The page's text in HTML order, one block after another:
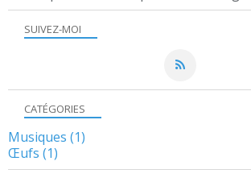
SUIVEZ-MOI
CATÉGORIES
Musiques (1)
Œufs (1)